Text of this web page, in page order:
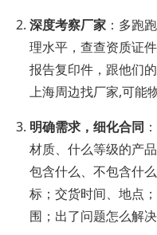
深度考察厂家 ：多跑
理水平，查查资质证
报告复印件，跟他们
上海周边找厂家,可能
明确需求，细化合同
材质、什么等级的产
包含什么、不包含什
标；交货时间、地点
围；出了问题怎么解